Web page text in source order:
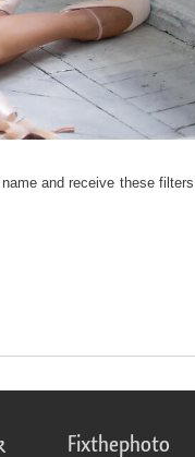
and receive these filters
Fixthephoto